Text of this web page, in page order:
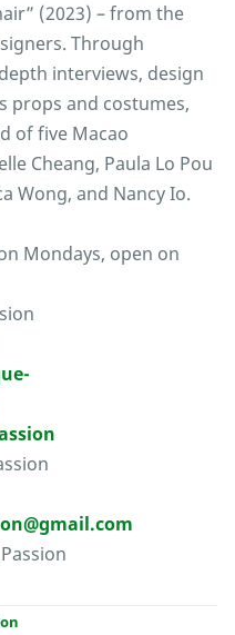
(2023) – from the
Through
interviews, design
props and costumes,
of five Macao
Cheang, Paula Lo Pou
Wong, and Nancy Io.
Mondays, open on